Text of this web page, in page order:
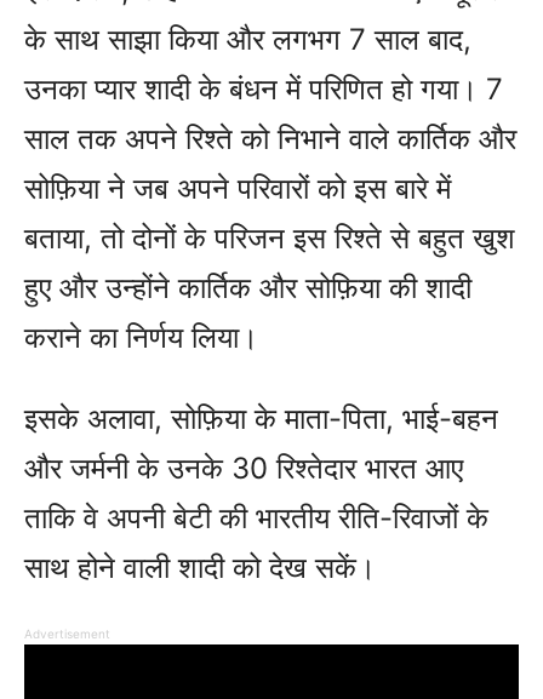
के साथ साझा किया और लगभग 7 साल बाद,
उनका प्यार शादी के बंधन में परिणित हो गया। 7
साल तक अपने रिश्ते को निभाने वाले कार्तिक और
सोफ़िया ने जब अपने परिवारों को इस बारे में
बताया, तो दोनों के परिजन इस रिश्ते से बहुत खुश
हुए और उन्होंने कार्तिक और सोफ़िया की शादी
कराने का निर्णय लिया।
इसके अलावा, सोफ़िया के माता-पिता, भाई-बहन
और जर्मनी के उनके 30 रिश्तेदार भारत आए
ताकि वे अपनी बेटी की भारतीय रीति-रिवाजों के
साथ होने वाली शादी को देख सकें।
Advertisement